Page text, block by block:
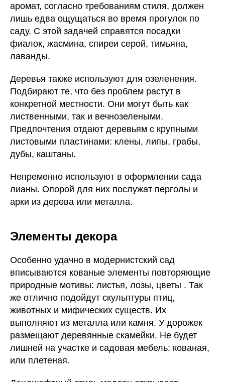
аромат, согласно требованиям стиля, должен
лишь едва ощущаться во время прогулок по
саду. С этой задачей справятся посадки
фиалок, жасмина, спиреи серой, тимьяна,
лаванды.
Деревья также используют для озеленения.
Подбирают те, что без проблем растут в
конкретной местности. Они могут быть как
лиственными, так и вечнозелеными.
Предпочтения отдают деревьям с крупными
листовыми пластинами: клены, липы, грабы,
дубы, каштаны.
Непременно используют в оформлении сада
лианы. Опорой для них послужат перголы и
арки из дерева или металла.
Элементы декора
Особенно удачно в модернистский сад
вписываются кованые элементы повторяющие
природные мотивы: листья, лозы, цветы . Так
же отлично подойдут скульптуры птиц,
животных и мифических существ. Их
выполняют из металла или камня. У дорожек
размещают деревянные скамейки. Не будет
лишней на участке и садовая мебель: кованая,
или плетеная.